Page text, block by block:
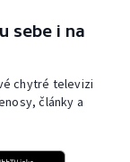
sebe i na
chytré televizi
články a